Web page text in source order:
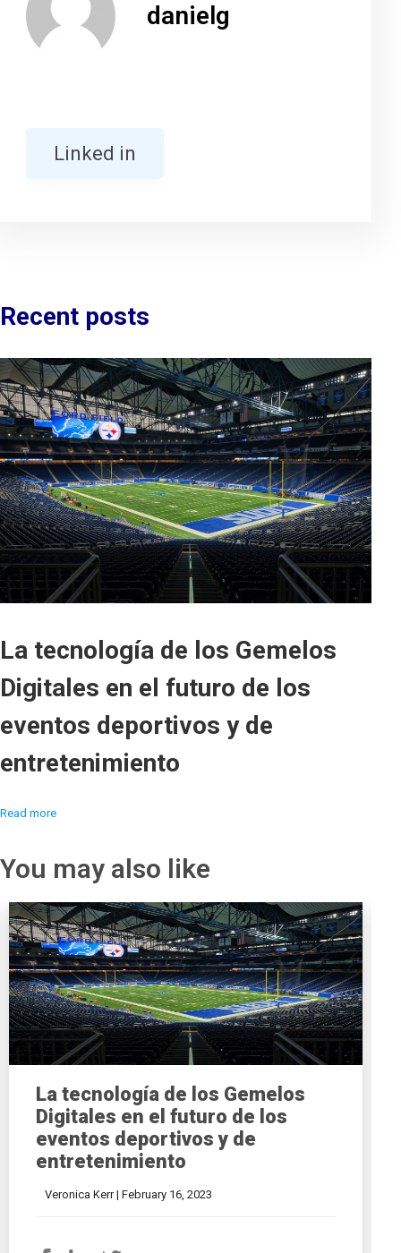
danielg
Linked in
Recent posts
La tecnología de los Gemelos
Digitales en el futuro de los
eventos deportivos y de
entretenimiento
Read more
You may also like
La tecnología de los Gemelos
Digitales en el futuro de los
eventos deportivos y de
entretenimiento
Veronica Kerr | February 16, 2023